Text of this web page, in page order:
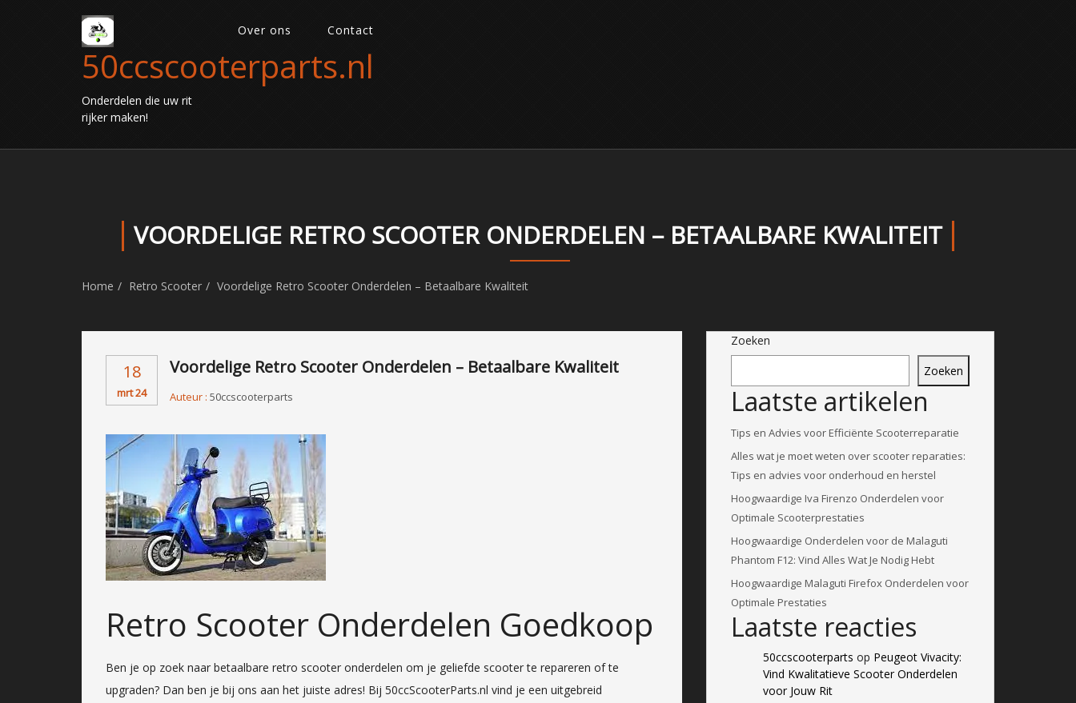
50ccscooterparts.nl
Onderdelen die uw rit
rijker maken!
Over ons Contact
VOORDELIGE RETRO SCOOTER ONDERDELEN – BETAALBARE KWALITEIT
Home Retro Scooter Voordelige Retro Scooter Onderdelen – Betaalbare Kwaliteit
18
mrt 24
Voordelige Retro Scooter Onderdelen – Betaalbare Kwaliteit
Auteur : 50ccscooterparts
Retro Scooter Onderdelen Goedkoop
Ben je op zoek naar betaalbare retro scooter onderdelen om je geliefde scooter te repareren of te
upgraden? Dan ben je bij ons aan het juiste adres! Bij 50ccScooterParts.nl vind je een uitgebreid
Zoeken
Zoeken
Laatste artikelen
Tips en Advies voor Efficiënte Scooterreparatie
Alles wat je moet weten over scooter reparaties:
Tips en advies voor onderhoud en herstel
Hoogwaardige Iva Firenzo Onderdelen voor
Optimale Scooterprestaties
Hoogwaardige Onderdelen voor de Malaguti
Phantom F12: Vind Alles Wat Je Nodig Hebt
Hoogwaardige Malaguti Firefox Onderdelen voor
Optimale Prestaties
Laatste reacties
50ccscooterparts op Peugeot Vivacity:
Vind Kwalitatieve Scooter Onderdelen
voor Jouw Rit